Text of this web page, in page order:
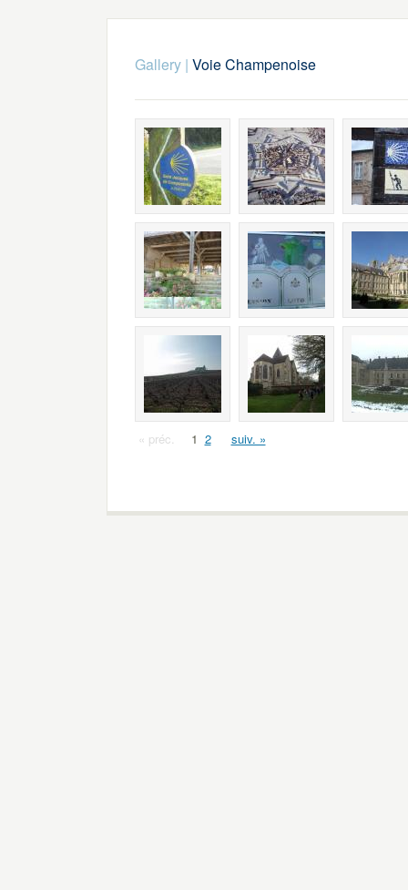
Gallery| Voie Champenoise
« préc. 1 2 suiv. »